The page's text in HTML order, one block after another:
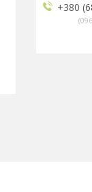
+380